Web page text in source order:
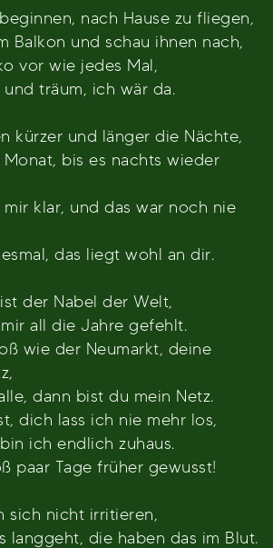
nach Hause zu fliegen,
Balkon und schau ihnen nach,
vor wie jedes Mal,
träum, ich wär da.
kürzer und länger die Nächte,
bis es nachts wieder
klar, und das war noch nie
das liegt wohl an dir.
der Nabel der Welt,
all die Jahre gefehlt.
wie der Neumarkt, deine
dann bist du mein Netz.
dich lass ich nie mehr los,
ich endlich zuhaus.
paar Tage früher gewusst!
sich nicht irritieren,
langgeht, die haben das im Blut.